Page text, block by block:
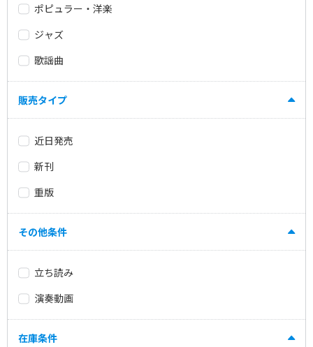
ポピュラー・洋楽
ジャズ
歌謡曲
販売タイプ
近日発売
新刊
重版
その他条件
立ち読み
演奏動画
在庫条件